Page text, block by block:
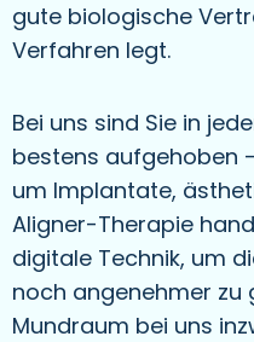
gute biologische
Verfahren legt.
Bei uns sind Sie in
bestens aufgehoben
um Implantate,
Aligner-Therapie
digitale Technik, um
noch angenehmer zu
Mundraum bei uns